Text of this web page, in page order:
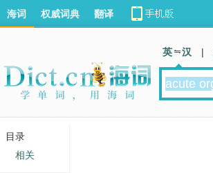
海词 权威词典 翻译
英 汉 |
目录
相关